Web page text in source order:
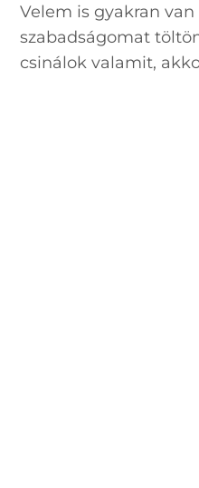
Velem is gyakran
szabadságomat
csinálok valamit,